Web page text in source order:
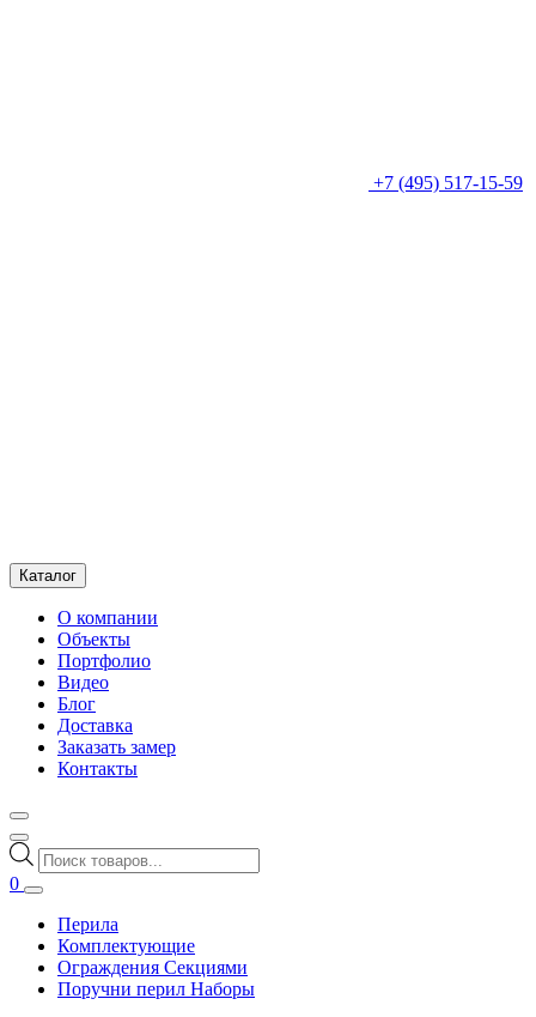
+7 (495) 517-15-59
Каталог
О компании
Объекты
Портфолио
Видео
Блог
Доставка
Заказать замер
Контакты
Поиск
товаров
0
Перила
Комплектующие
Ограждения Секциями
Поручни перил Наборы